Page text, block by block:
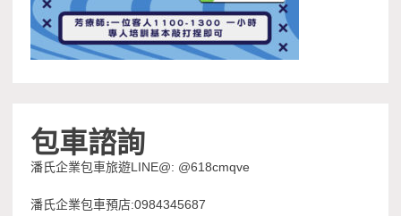
包車諮詢
潘氏企業包車旅遊LINE@: @618cmqve
潘氏企業包車預店:0984345687